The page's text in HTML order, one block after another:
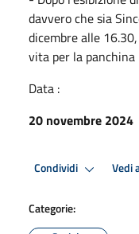
davvero che sia
dicembre alle
vita per la panchina
Data :
20 novembre 2024
Condividi Vedi
Categorie: